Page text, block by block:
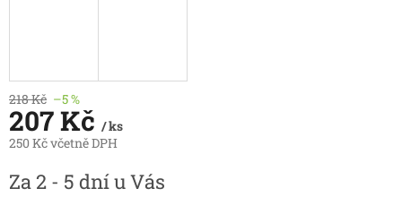
218 Kč –5 %
207 Kč / ks
250 Kč včetně DPH
cena:
Za 2 - 5 dní u Vás